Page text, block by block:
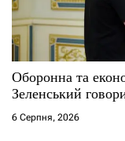
Оборонна та
Зеленський
6 Серпня, 2026